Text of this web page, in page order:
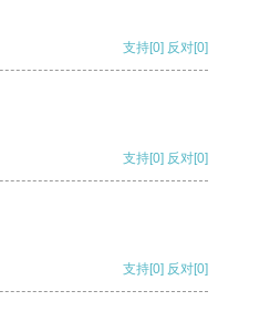
支持[0] 反对[0]
支持[0] 反对[0]
支持[0] 反对[0]